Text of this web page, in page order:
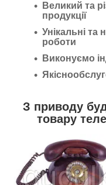
Великий та
продукції
Унікальні та
роботи
Виконуємо
З приводу
товару